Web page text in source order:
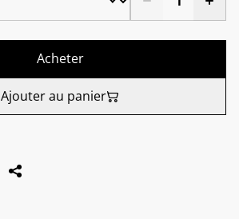
Acheter
Ajouter au panier